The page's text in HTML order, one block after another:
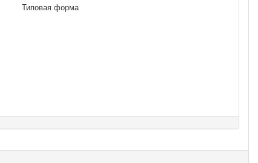
Типовая форма